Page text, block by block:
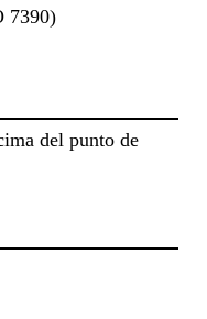
7390)
del punto de